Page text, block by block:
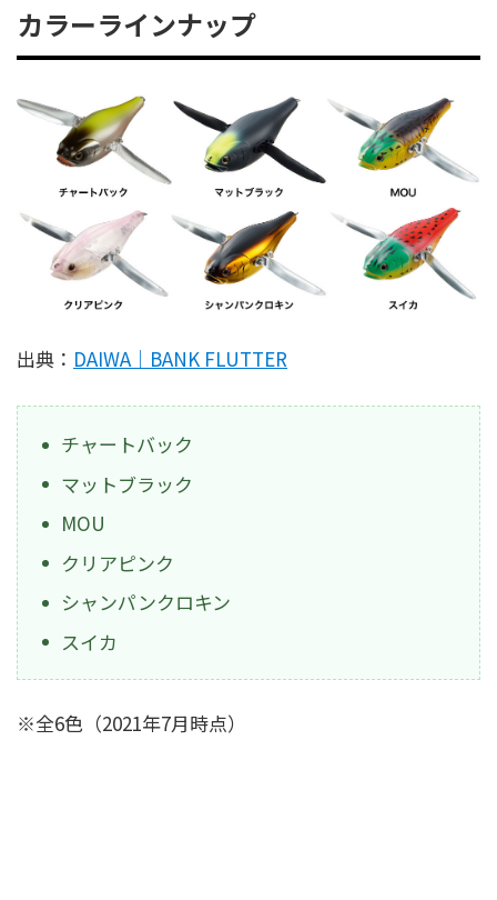
カラーラインナップ
出典： DAIWA｜BANK FLUTTER
チャートバック
マットブラック
MOU
クリアピンク
シャンパンクロキン
スイカ
※全6色（2021年7月時点）